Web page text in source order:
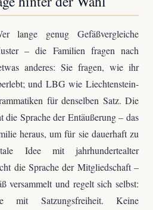
lange genug Gefäßvergleiche
– die Familien fragen nach
anderes: Sie fragen, wie ihr
und LBG wie Liechtenstein-
für denselben Satz. Die
die Sprache der Entäußerung – das
heraus, um für sie dauerhaft zu
Idee mit jahrhundertealter
die Sprache der Mitgliedschaft –
versammelt und regelt sich selbst:
mit Satzungsfreiheit. Keine